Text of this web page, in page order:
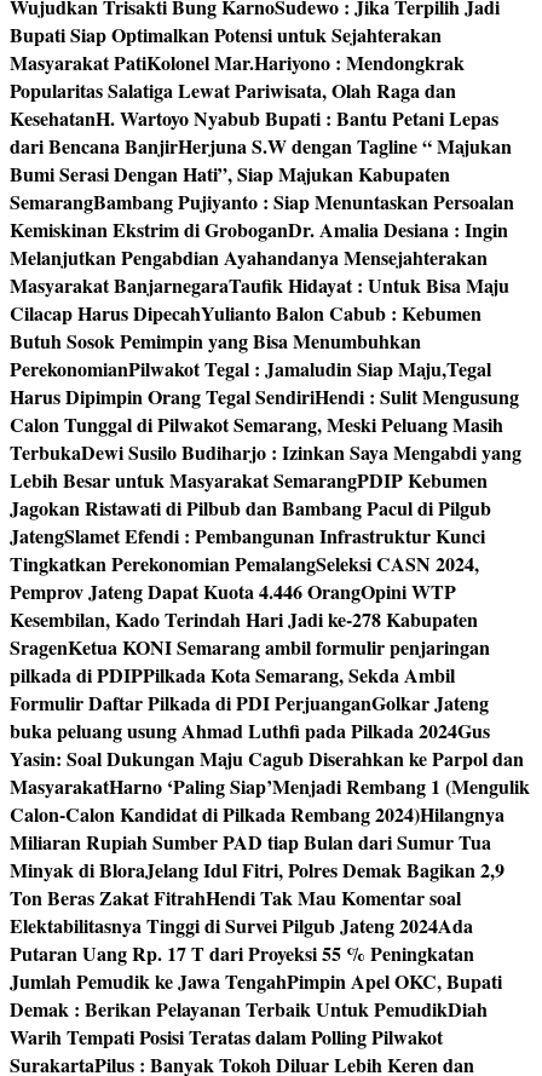
Wujudkan Trisakti Bung KarnoSudewo : Jika Terpilih Jadi
Bupati Siap Optimalkan Potensi untuk Sejahterakan
Masyarakat PatiKolonel Mar.Hariyono : Mendongkrak
Popularitas Salatiga Lewat Pariwisata, Olah Raga dan
KesehatanH. Wartoyo Nyabub Bupati : Bantu Petani Lepas
dari Bencana BanjirHerjuna S.W dengan Tagline “ Majukan
Bumi Serasi Dengan Hati”, Siap Majukan Kabupaten
SemarangBambang Pujiyanto : Siap Menuntaskan Persoalan
Kemiskinan Ekstrim di GroboganDr. Amalia Desiana : Ingin
Melanjutkan Pengabdian Ayahandanya Mensejahterakan
Masyarakat BanjarnegaraTaufik Hidayat : Untuk Bisa Maju
Cilacap Harus DipecahYulianto Balon Cabub : Kebumen
Butuh Sosok Pemimpin yang Bisa Menumbuhkan
PerekonomianPilwakot Tegal : Jamaludin Siap Maju,Tegal
Harus Dipimpin Orang Tegal SendiriHendi : Sulit Mengusung
Calon Tunggal di Pilwakot Semarang, Meski Peluang Masih
TerbukaDewi Susilo Budiharjo : Izinkan Saya Mengabdi yang
Lebih Besar untuk Masyarakat SemarangPDIP Kebumen
Jagokan Ristawati di Pilbub dan Bambang Pacul di Pilgub
JatengSlamet Efendi : Pembangunan Infrastruktur Kunci
Tingkatkan Perekonomian PemalangSeleksi CASN 2024,
Pemprov Jateng Dapat Kuota 4.446 OrangOpini WTP
Kesembilan, Kado Terindah Hari Jadi ke-278 Kabupaten
SragenKetua KONI Semarang ambil formulir penjaringan
pilkada di PDIPPilkada Kota Semarang, Sekda Ambil
Formulir Daftar Pilkada di PDI PerjuanganGolkar Jateng
buka peluang usung Ahmad Luthfi pada Pilkada 2024Gus
Yasin: Soal Dukungan Maju Cagub Diserahkan ke Parpol dan
MasyarakatHarno ‘Paling Siap’Menjadi Rembang 1 (Mengulik
Calon-Calon Kandidat di Pilkada Rembang 2024)Hilangnya
Miliaran Rupiah Sumber PAD tiap Bulan dari Sumur Tua
Minyak di BloraJelang Idul Fitri, Polres Demak Bagikan 2,9
Ton Beras Zakat FitrahHendi Tak Mau Komentar soal
Elektabilitasnya Tinggi di Survei Pilgub Jateng 2024Ada
Putaran Uang Rp. 17 T dari Proyeksi 55 % Peningkatan
Jumlah Pemudik ke Jawa TengahPimpin Apel OKC, Bupati
Demak : Berikan Pelayanan Terbaik Untuk PemudikDiah
Warih Tempati Posisi Teratas dalam Polling Pilwakot
SurakartaPilus : Banyak Tokoh Diluar Lebih Keren dan